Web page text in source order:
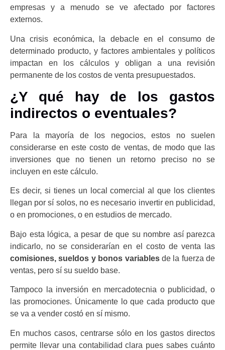
empresas y a menudo se ve afectado por factores
externos.
Una crisis económica, la debacle en el consumo de
determinado producto, y factores ambientales y políticos
impactan en los cálculos y obligan a una revisión
permanente de los costos de venta presupuestados.
¿Y qué hay de los gastos
indirectos o eventuales?
Para la mayoría de los negocios, estos no suelen
considerarse en este costo de ventas, de modo que las
inversiones que no tienen un retorno preciso no se
incluyen en este cálculo.
Es decir, si tienes un local comercial al que los clientes
llegan por sí solos, no es necesario invertir en publicidad,
o en promociones, o en estudios de mercado.
Bajo esta lógica, a pesar de que su nombre así parezca
indicarlo, no se considerarían en el costo de venta las
comisiones, sueldos y bonos variablesde la fuerza de
ventas, pero sí su sueldo base.
Tampoco la inversión en mercadotecnia o publicidad, o
las promociones. Únicamente lo que cada producto que
se va a vender costó en sí mismo.
En muchos casos, centrarse sólo en los gastos directos
permite llevar una contabilidad clara pues sabes cuánto